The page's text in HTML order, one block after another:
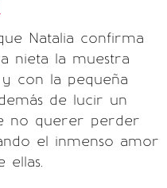
Natalia confirma
nieta la muestra
con la pequeña
de lucir un
no querer perder
el inmenso amor
ellas.